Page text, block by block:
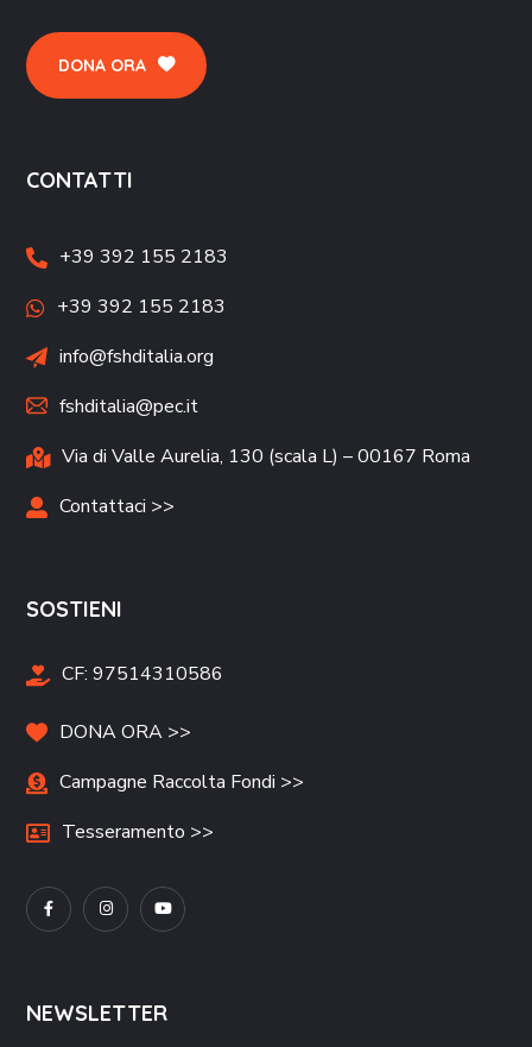
DONA ORA
CONTATTI
+39 392 155 2183
+39 392 155 2183
info@fshditalia.org
fshditalia@pec.it
Via di Valle Aurelia, 130 (scala L) – 00167 Roma
Contattaci >>
SOSTIENI
CF:97514310586
DONA ORA >>
Campagne Raccolta Fondi >>
Tesseramento >>
NEWSLETTER